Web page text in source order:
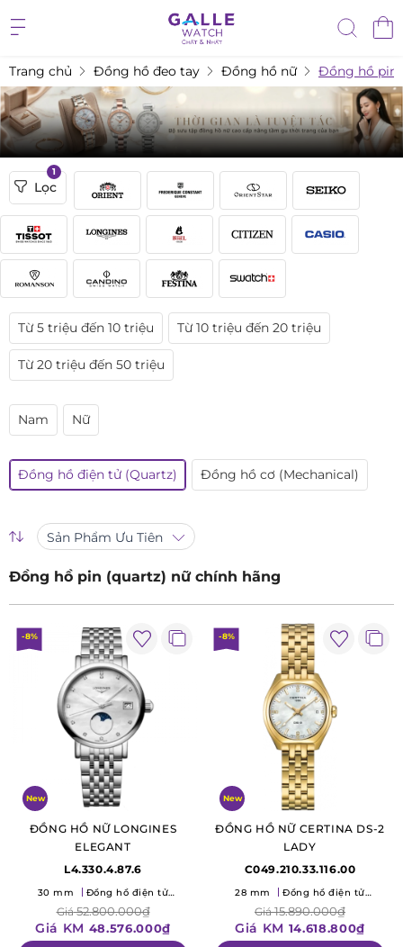
Trang chủ Đồng hồ đeo tay Đồng hồ nữ Đồng hồ pin
Lọc
1
Từ 5 triệu đến 10 triệu Từ 10 triệu đến 20 triệu
Từ 20 triệu đến 50 triệu
Nam Nữ
Đồng hồ điện tử (Quartz) Đồng hồ cơ (Mechanical)
Đồng hồ pin (quartz) nữ chính hãng
Sản Phẩm Ưu Tiên
-8%
New
ĐỒNG HỒ NỮ LONGINES
ELEGANT
L4.330.4.87.6
30 mm
Đồng hồ điện tử
Giá52.800.000₫
Giá KM 48.576.000₫
-8%
New
ĐỒNG HỒ NỮ CERTINA DS-2
LADY
C049.210.33.116.00
28 mm
Đồng hồ điện tử
Giá15.890.000₫
Giá KM 14.618.800₫